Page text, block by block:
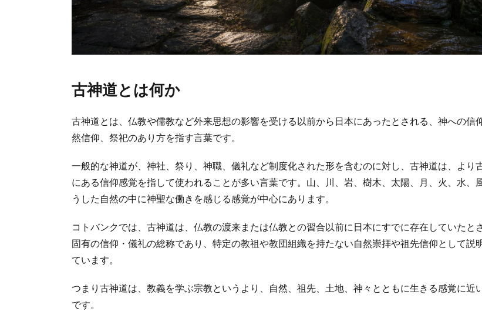
古神道とは何か
古神道とは、仏教や儒教など外来思想の影響を受ける以前から日本にあったとされる、神への信
然信仰、祭祀のあり方を指す言葉です。
一般的な神道が、神社、祭り、神職、儀礼など制度化された形を含むのに対し、古神道は、より
にある信仰感覚を指して使われることが多い言葉です。山、川、岩、樹木、太陽、月、火、水、
うした自然の中に神聖な働きを感じる感覚が中心にあります。
コトバンクでは、古神道は、仏教の渡来または仏教との習合以前に日本にすでに存在していたと
固有の信仰・儀礼の総称であり、特定の教祖や教団組織を持たない自然崇拝や祖先信仰として説
ています。
つまり古神道は、教義を学ぶ宗教というより、自然、祖先、土地、神々とともに生きる感覚に近
です。